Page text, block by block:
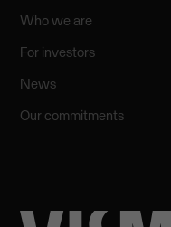
Who we are
For investors
News
Our commitments